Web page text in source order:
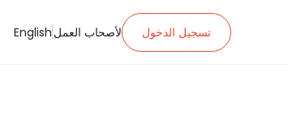
English لأصحاب العمل تسجيل الدخول